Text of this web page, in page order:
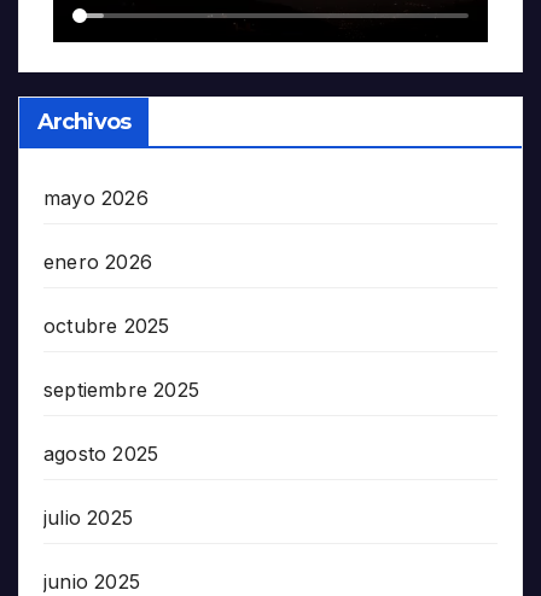
Archivos
mayo 2026
enero 2026
octubre 2025
septiembre 2025
agosto 2025
julio 2025
junio 2025